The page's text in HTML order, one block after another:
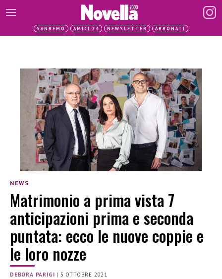
SANREMO AMICI 24 NEWSLETTER ABBONATI
NEWS
Matrimonio a prima vista 7
anticipazioni prima e seconda
puntata: ecco le nuove coppie e
le loro nozze
DEBORA PARIGI | 5 OTTOBRE 2021